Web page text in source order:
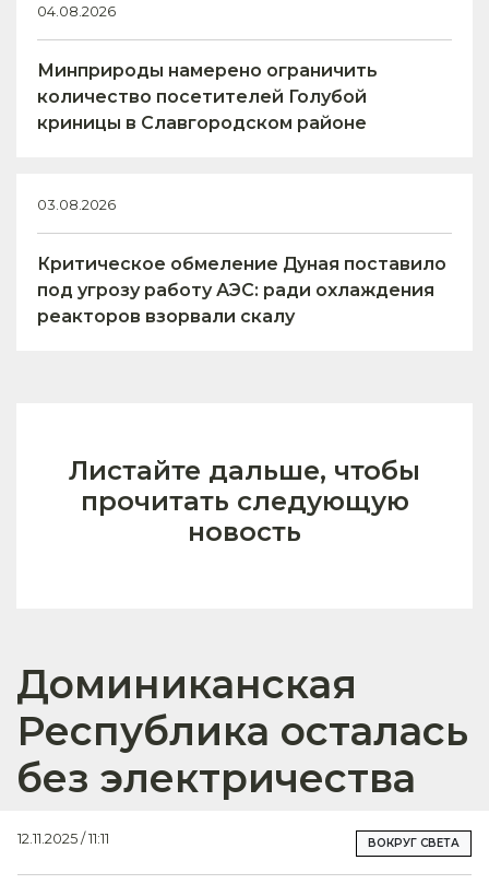
04.08.2026
Минприроды намерено ограничить
количество посетителей Голубой
криницы в Славгородском районе
03.08.2026
Критическое обмеление Дуная поставило
под угрозу работу АЭС: ради охлаждения
реакторов взорвали скалу
Листайте дальше, чтобы
прочитать следующую
новость
Доминиканская
Республика осталась
без электричества
12.11.2025 / 11:11 ВОКРУГ СВЕТА